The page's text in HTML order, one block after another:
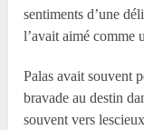
sentiments d’une
l’avait aimé comme
Palas avait souvent
bravade au destin
souvent vers